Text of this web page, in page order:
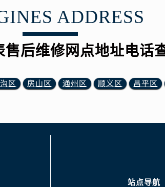
ADDRESS
售后维修网点地址电话
区 房山区 通州区 顺义区 昌平区
站点导航